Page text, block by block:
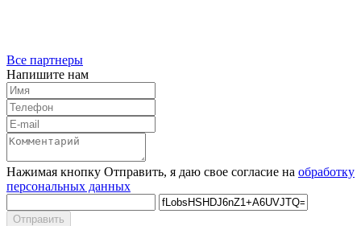
Все партнеры
Напишите нам
Нажимая кнопку Отправить, я даю свое согласие на обработку
персональных данных
Отправить